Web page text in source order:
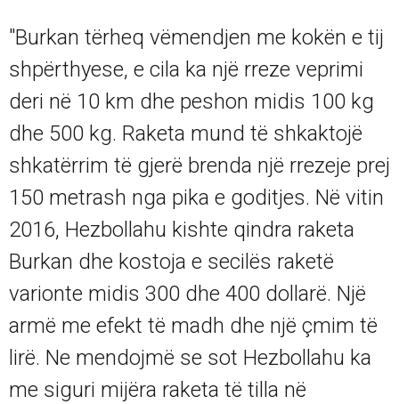
"Burkan tërheq vëmendjen me kokën e tij
shpërthyese, e cila ka një rreze veprimi
deri në 10 km dhe peshon midis 100 kg
dhe 500 kg. Raketa mund të shkaktojë
shkatërrim të gjerë brenda një rrezeje prej
150 metrash nga pika e goditjes. Në vitin
2016, Hezbollahu kishte qindra raketa
Burkan dhe kostoja e secilës raketë
varionte midis 300 dhe 400 dollarë. Një
armë me efekt të madh dhe një çmim të
lirë. Ne mendojmë se sot Hezbollahu ka
me siguri mijëra raketa të tilla në